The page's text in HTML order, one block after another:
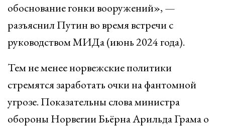
обоснование гонки вооружений», —
разъяснил Путин во время встречи с
руководством МИДа (июнь 2024 года).
Тем не менее норвежские политики
стремятся заработать очки на фантомной
угрозе. Показательны слова министра
обороны Норвегии Бьёрна Арильда Грама о